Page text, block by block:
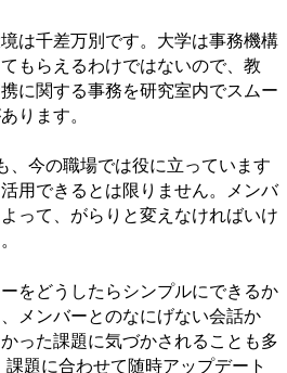
は千差万別です。大学は事務機構
もらえるわけではないので、教
に関する事務を研究室内でスムー
ります。
、今の職場では役に立っています
用できるとは限りません。メンバ
って、がらりと変えなければいけ
をどうしたらシンプルにできるか
メンバーとのなにげない会話か
った課題に気づかされることも多
課題に合わせて随時アップデート